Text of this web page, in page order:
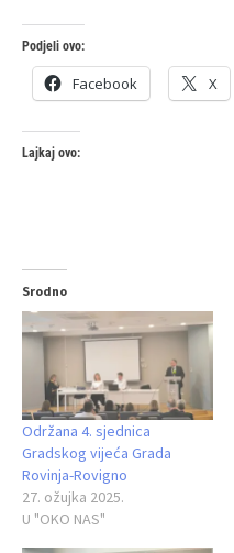
Podjeli ovo:
Facebook X
Lajkaj ovo:
Srodno
Održana 4. sjednica
Gradskog vijeća Grada
Rovinja-Rovigno
27. ožujka 2025.
U "OKO NAS"